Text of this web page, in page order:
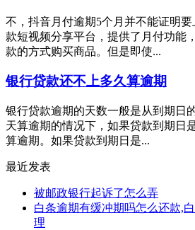
不，抖音月付逾期5个月并不能证明
款短视频分享平台，提供了月付功能
款的方式购买商品。但是即使...
银行贷款还不上多久算逾期
银行贷款逾期的天数一般是从到期日
天算逾期的情况下，如果贷款到期日
算逾期。如果贷款到期日是...
最近发表
被邮政银行起诉了怎么弄
白条逾期有缓冲期吗怎么还款,
理